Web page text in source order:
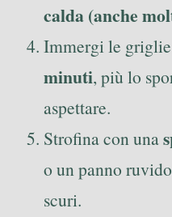
calda (anche
Immergi le
minuti, più lo
aspettare.
Strofina con una
o un panno
scuri.